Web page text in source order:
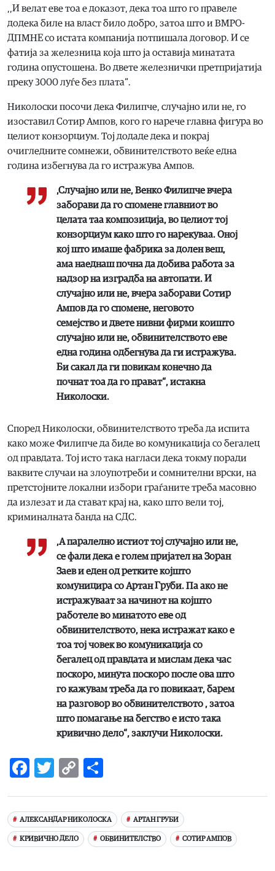
,,И велат еве тоа е доказот, дека тоа што го правеле
додека биле на власт било добро, затоа што и ВМРО-
ДПМНЕ со истата компанија потпишала договор. И се
фатија за железница која што ја оставија минатата
година опустошена. Во двете железнички претпријатија
преку 3000 луѓе без плата“.
Николоски посочи дека Филипче, случајно или не, го
изоставил Сотир Ампов, кого го нарече главна фигура во
целиот конзорциум. Тој додаде дека и покрај
очигледните сомнежи, обвинителството веќе една
година избегнува да го истражува Ампов.
,Случајно или не, Венко Филипче вчера
заборави да го спомене главниот во
целата таа композиција, во целиот тој
конзорциум како што го нарекуваа. Оној
кој што имаше фабрика за долен веш,
ама наеднаш почна да добива работа за
надзор на изградба на автопати. И
случајно или не, вчера заборави Сотир
Ампов да го спомене, неговото
семејство и двете нивни фирми коишто
случајно или не, обвинителството еве
една година одбегнува да ги истражува.
Би сакал да ги повикам конечно да
почнат тоа да го прават“, истакна
Николоски.
Според Николоски, обвинителството треба да испита
како може Филипче да биде во комуникација со бегалец
од правдата. Тој исто така нагласи дека токму поради
ваквите случаи на злоупотреби и сомнителни врски, на
претстојните локални избори граѓаните треба масовно
да излезат и да стават крај на, како што вели тој,
криминалната банда на СДС.
,А паралелно истиот тој случајно или не,
се фали дека е голем пријател на Зоран
Заев и еден од ретките којшто
комуницира со Артан Груби. Па ако не
истражуваат за начинот на којшто
работеле во минатото еве од
обвинителството, нека истражат како е
тоа тој човек во комуникација со
бегалец од правдата и мислам дека час
поскоро, минута поскоро после ова што
го кажувам треба да го повикаат, барем
на разговор во обвинителството , затоа
што помагање на бегство е исто така
кривично дело“, заклучи Николоски.
Facebook
Twitter
Copy
АЛЕКСАНДАР НИКОЛОСКА АРТАН ГРУБИ
КРИВИЧНО ДЕЛО ОБВИНИТЕЛСТВО СОТИР АМПОВ